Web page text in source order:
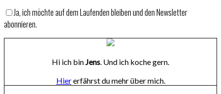
Ja, ich möchte auf dem Laufenden bleiben und den Newsletter
abonnieren.
Hi ich bin Jens . Und ich koche gern.
Hiererfährst du mehr über mich.